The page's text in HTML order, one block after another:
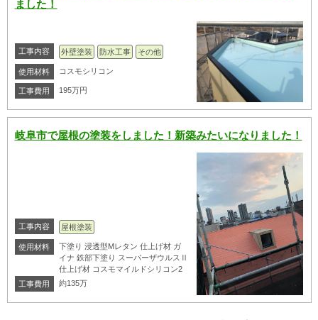
ました！
工事内容 外壁塗装 防水工事 その他
使用材料 コスモシリコン
工事費用 195万円
岐阜市で屋根の塗装をしました！新築みたいになりました！
工事内容 屋根塗装
使用材料
下塗り 浸透型Mレタン 仕上げ材 ガ
イナ 鉄部下塗り スーパーザウルスⅡ
仕上げ材 コスモマイルドシリコン2
工事費用
約135万